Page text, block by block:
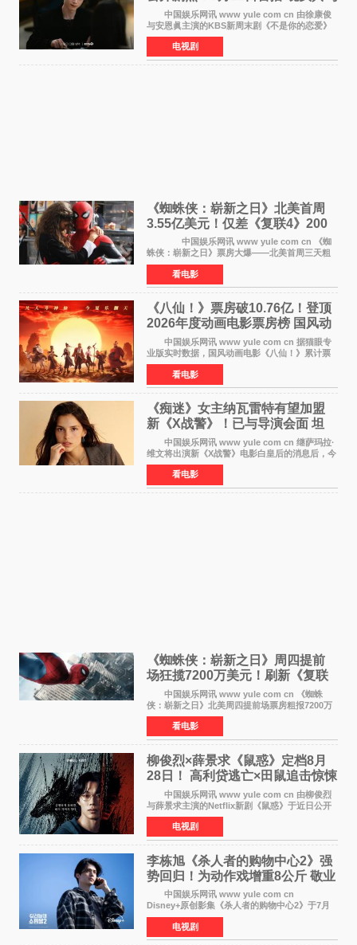
罗曼史来袭
中国娱乐网讯 www yule com cn 由徐康俊
与安恩眞主演的KBS新周末剧《不是你的恋爱》
于近日公开首波剧照，正式定档9月12日首
播。 剧照中，徐康俊与安恩眞并肩而坐，眼
神中流露出复杂而微
电视剧
《蜘蛛侠：崭新之日》北美首周
3.55亿美元！仅差《复联4》200
万 影史第二全球开画
中国娱乐网讯 www yule com cn 《蜘
蛛侠：崭新之日》票房大爆——北美首周三天粗
报3 55亿美元，仅比影史最高北美开画《复仇者
联盟4：终局之战》的3 571亿美元少200万出头，
精报调整后仍
看电影
《八仙！》票房破10.76亿！登顶
2026年度动画电影票房榜 国风动
画逆袭暑期档
中国娱乐网讯 www yule com cn 据猫眼专
业版实时数据，国风动画电影《八仙！》累计票
房突破10 76亿元，超过《熊出没·年年有熊》，
暂列2026年度动画影片票房榜冠军。该片自暑期
档登陆院线以
看电影
《痴迷》女主纳瓦雷特有望加盟
新《X战警》！已与导演会面 坦
言“魔形女一直很酷”
中国娱乐网讯 www yule com cn 继萨玛拉·
维文将出演新《X战警》电影白皇后的消息后，今
年暑期档大热恐怖片《痴迷》女主角印达·纳瓦雷
特也有望加盟这部备受瞩目的漫威新作——目前
还处于有
看电影
《蜘蛛侠：崭新之日》周四提前
场狂揽7200万美元！刷新《复联
4》保持影史纪录
中国娱乐网讯 www yule com cn 《蜘蛛
侠：崭新之日》北美周四提前场票房粗报7200万
美元，创下影史单片北美提前场票房新纪录——
此前该纪录由《复仇者联盟4：终局之战》的6000
万美元保持，本
看电影
柳俊烈×薛景求《鼠惑》定档8月
28日！ 高利贷逃亡×田鼠追击惊悚
来袭
中国娱乐网讯 www yule com cn 由柳俊烈
与薛景求主演的Netflix新剧《鼠惑》于近日公开
主海报，正式定档8月28日上线。 海报中，柳
俊烈与薛景求背对背站立，各自朝向相反方向，
幽暗的色调与
电视剧
李栋旭《杀人者的购物中心2》强
势回归！为动作戏增重8公斤 敬业
获赞
中国娱乐网讯 www yule com cn
Disney+原创影集《杀人者的购物中心2》于7月
22日正式上线，由男神李栋旭主演的郑进湾以2 0
完全体强势回归。该剧第一季曾被《纽约时报》
评选为全球最佳影集之一
电视剧